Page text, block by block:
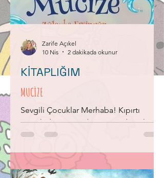
dönmüştü. Ama içi içini yemişti. Acaba
Atlas onu gördüğünü kimseye söylemiş
için Zee kims
MUCİZE
Sevgili Çocuklar Merhaba! Kıpırtı
Çocuk dergimizin bu sayısında sizlere
tanıtmak istediğim kitabın adı
yüreğimde bir kıpırtı yaratıyor. Umudun
KİTAPLIĞIM
Zarife Açıkel
10 Nis
2 dakikada okunur